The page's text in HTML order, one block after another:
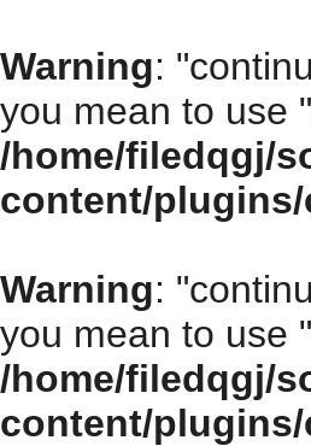
Warning:
you mean to use
/home/filedqgj/
content/
Warning:
you mean to use
/home/filedqgj/
content/